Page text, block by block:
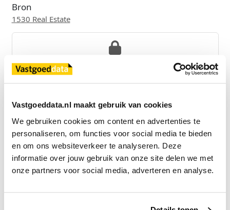
Vastgoeddata.nl maakt gebruik van cookies
We gebruiken cookies om content en advertenties te
personaliseren, om functies voor social media te bieden
en om ons websiteverkeer te analyseren. Deze
informatie over jouw gebruik van onze site delen we met
onze partners voor social media, adverteren en analyse.
Bron
1530 Real Estate
Exclusief voor licentiehouders
Zie direct welke partijen en panden betrokken zijn bij dit nieuws.
Vastgoeddata.
Vraag een demo aan
Terug
Gerelateerde nieuwsberichten